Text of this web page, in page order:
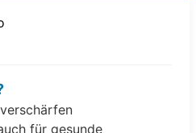
für gesunde